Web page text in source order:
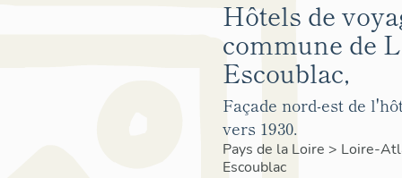
Hôtels de
commune de
Escoublac,
Façade nord-est de
vers 1930.
Pays de la Loire > Loire-
Escoublac